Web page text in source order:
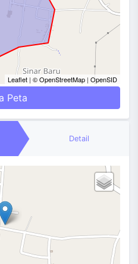
Leaflet| © OpenStreetMap| OpenSID
Peta
Detail